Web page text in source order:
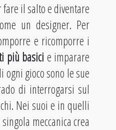
il salto e diventare
un designer. Per
e ricomporre i
più basici e imparare
gioco sono le sue
di interrogarsi sul
Nei suoi e in quelli
meccanica crea